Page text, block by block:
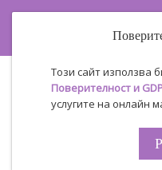
Този сайт използва
Поверителност и
услугите на онлайн